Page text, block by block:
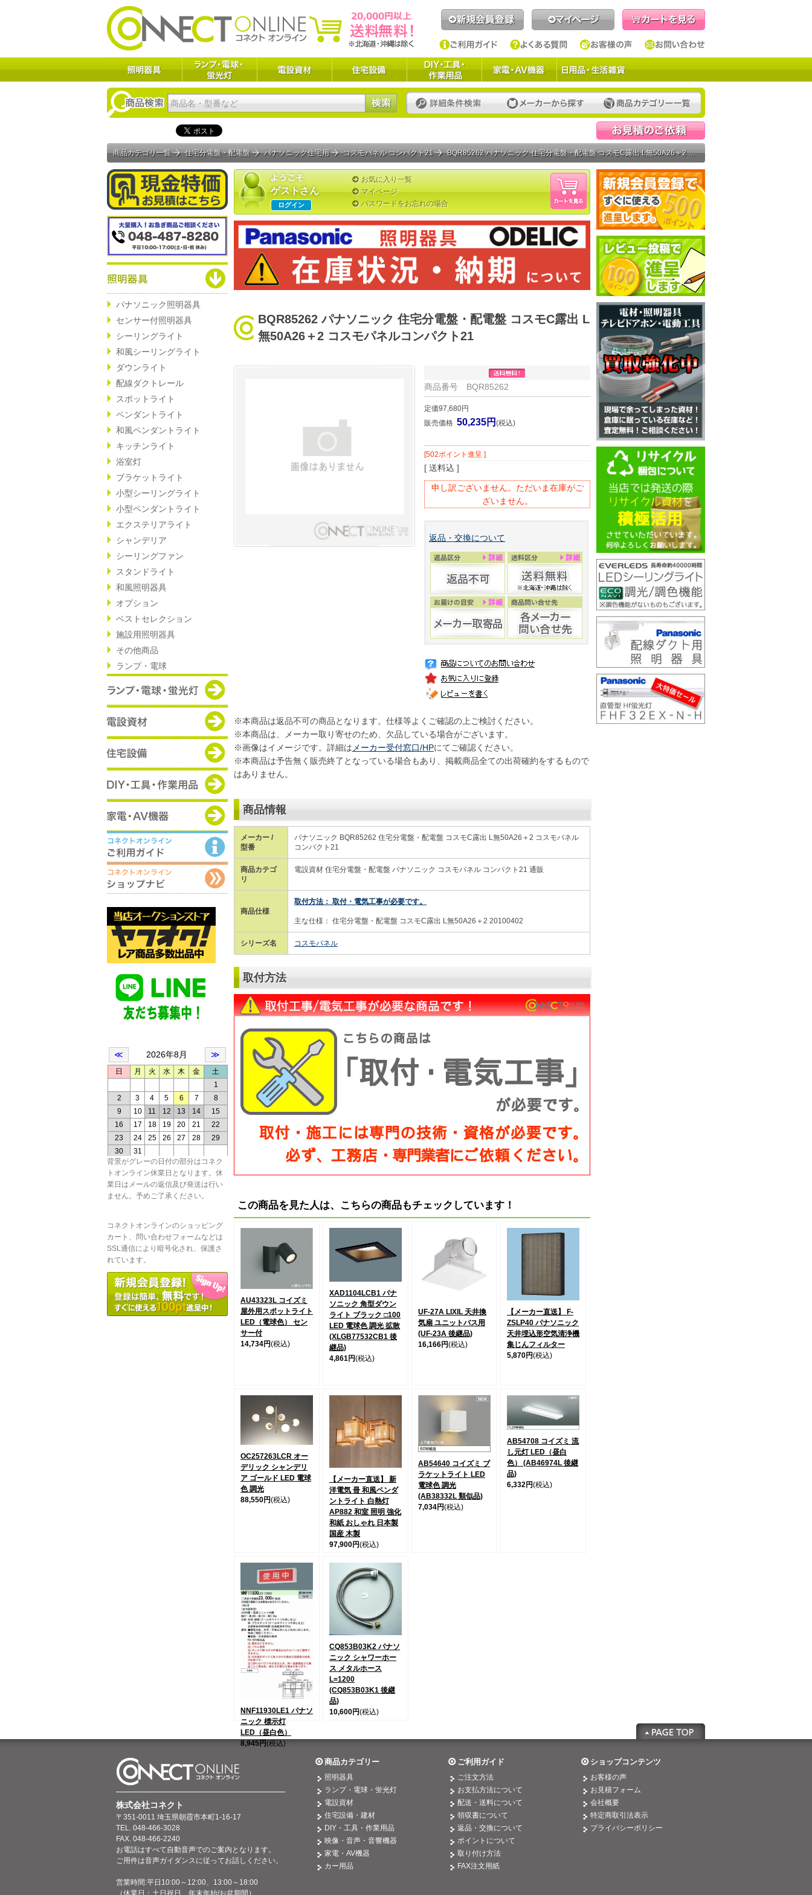
パナソニック照明器具
センサー付照明器具
シーリングライト
和風シーリングライト
ダウンライト
配線ダクトレール
スポットライト
ペンダントライト
和風ペンダントライト
キッチンライト
浴室灯
ブラケットライト
小型シーリングライト
小型ペンダントライト
エクステリアライト
シャンデリア
シーリングファン
スタンドライト
和風照明器具
オプション
ベストセレクション
施設用照明器具
その他商品
ランプ・電球
背景がグレーの日付の部分はコネク
トオンライン休業日となります。休
業日はメールの返信及び発送は行い
ません。予めご了承ください。
コネクトオンラインのショッピング
カート、問い合わせフォームなどは
SSL通信により暗号化され、保護さ
れています。
ゲストさん
お気に入り一覧
マイページ
ログイン パスワードをお忘れの場合
商品カテゴリ一覧 住宅分電盤・配電盤 パナソニック住宅用 コスモパネル コンパクト21 BQR85262 パナソニック 住宅分電盤・配電盤 コスモC露出 L無50A26＋2 コスモパネルコンパクト21
BQR85262 パナソニック 住宅分電盤・配電盤 コスモC露出 L
無50A26＋2 コスモパネルコンパクト21
商品番号 BQR85262
定価97,680円
販売価格 50,235円 (税込)
[502ポイント進呈 ]
[ 送料込 ]
申し訳ございません。ただいま在庫がご
ざいません。
返品・交換について
※本商品は返品不可の商品となります。仕様等よくご確認の上ご検討ください。
※本商品は、メーカー取り寄せのため、欠品している場合がございます。
※画像はイメージです。詳細は メーカー受付窓口/HPにてご確認ください。
※本商品は予告無く販売終了となっている場合もあり、掲載商品全ての出荷確約をするもので
はありません。
商品情報
メーカー /
型番
パナソニック BQR85262 住宅分電盤・配電盤 コスモC露出 L無50A26＋2 コスモパネル
コンパクト21
商品カテゴ
リ
電設資材 住宅分電盤・配電盤 パナソニック コスモパネル コンパクト21 通販
商品仕様
取付方法： 取付・電気工事が必要です。
主な仕様： 住宅分電盤・配電盤 コスモC露出 L無50A26＋2 20100402
シリーズ名 コスモパネル
取付方法
この商品を見た人は、こちらの商品もチェックしています！
AU43323L コイズミ
屋外用スポットライト
LED（電球色） セン
サー付
14,734円(税込)
XAD1104LCB1 パナ
ソニック 角型ダウン
ライト ブラック □100
LED 電球色 調光 拡散
(XLGB77532CB1 後
継品)
4,861円(税込)
UF-27A LIXIL 天井換
気扇 ユニットバス用
(UF-23A 後継品)
16,166円(税込)
【メーカー直送】 F-
ZSLP40 パナソニック
天井埋込形空気清浄機
集じんフィルター
5,870円(税込)
OC257263LCR オー
デリック シャンデリ
ア ゴールド LED 電球
色 調光
88,550円(税込)
【メーカー直送】 新
洋電気 冊 和風ペンダ
ントライト 白熱灯
AP882 和室 照明 強化
和紙 おしゃれ 日本製
国産 木製
97,900円(税込)
AB54640 コイズミ ブ
ラケットライト LED
電球色 調光
(AB38332L 類似品)
7,034円(税込)
AB54708 コイズミ 流
し元灯 LED（昼白
色） (AB46974L 後継
品)
6,332円(税込)
NNF11930LE1 パナソ
ニック 標示灯
LED（昼白色）
8,945円(税込)
CQ853B03K2 パナソ
ニック シャワーホー
ス メタルホース
L=1200
(CQ853B03K1 後継
品)
10,600円(税込)
株式会社コネクト
〒351-0011 埼玉県朝霞市本町1-16-17
TEL. 048-466-3028
FAX. 048-466-2240
お電話はすべて自動音声でのご案内となります。
ご用件は音声ガイダンスに従ってお話しください。
営業時間:平日10:00～12:00、13:00～18:00
（休業日：土日祝日、年末年始/お盆期間）
商品カテゴリー
照明器具
ランプ・電球・蛍光灯
電設資材
住宅設備・建材
DIY・工具・作業用品
映像・音声・音響機器
家電・AV機器
カー用品
ご利用ガイド
ご注文方法
お支払方法について
配送・送料について
領収書について
返品・交換について
ポイントについて
取り付け方法
FAX注文用紙
ショップコンテンツ
お客様の声
お見積フォーム
会社概要
特定商取引法表示
プライバシーポリシー